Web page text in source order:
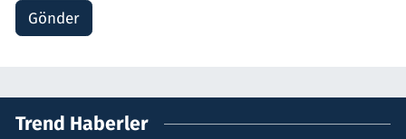
Gönder
Trend Haberler